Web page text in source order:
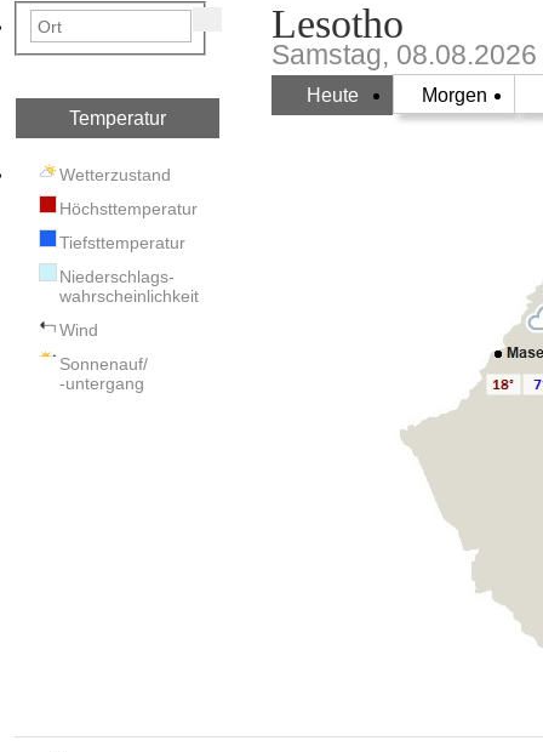
Temperatur
Wetterzustand
Höchsttemperatur
Tiefsttemperatur
Niederschlags-
wahrscheinlichkeit
Wind
Sonnenauf/
-untergang
Lesotho
Samstag, 08.08.2026
Heute Morgen